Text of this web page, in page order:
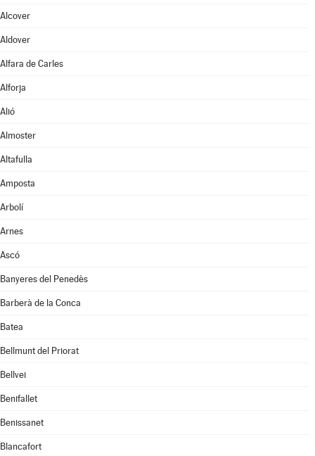
Alcover
Aldover
Alfara de Carles
Alforja
Alió
Almoster
Altafulla
Amposta
Arbolí
Arnes
Ascó
Banyeres del Penedès
Barberà de la Conca
Batea
Bellmunt del Priorat
Bellvei
Benifallet
Benissanet
Blancafort